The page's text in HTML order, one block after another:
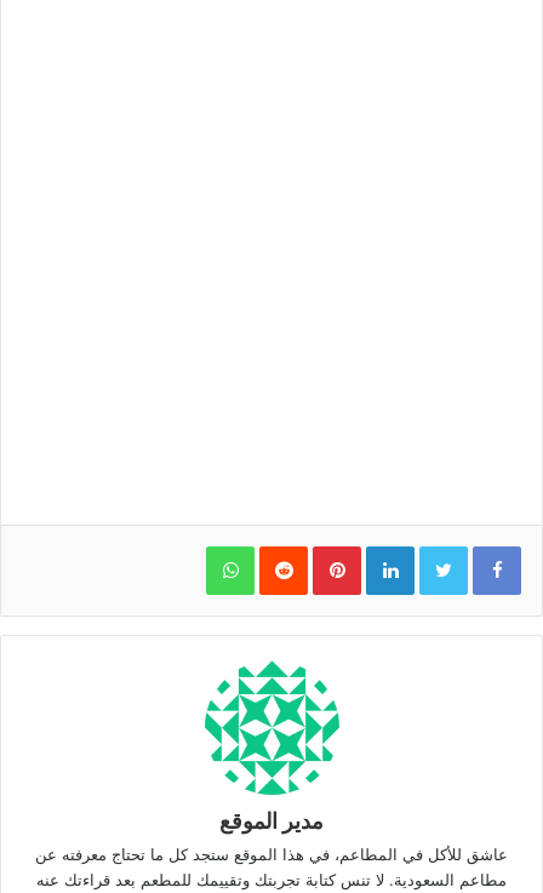
LinkedIn
Pinterest
WhatsApp
مدير الموقع
عاشق للأكل في المطاعم، في هذا الموقع ستجد كل ما تحتاج معرفته عن
مطاعم السعودية. لا تنس كتابة تجربتك وتقييمك للمطعم بعد قراءتك عنه